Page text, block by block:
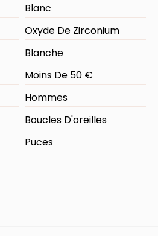
Blanc
Oxyde De Zirconium
Blanche
Moins De 50 €
Hommes
Boucles D'oreilles
Puces